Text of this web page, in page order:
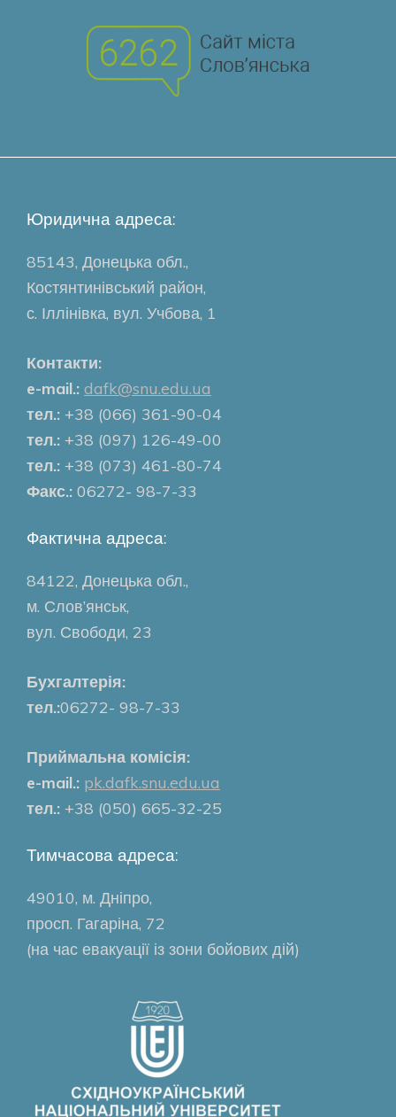
Юридична адреса:
85143, Донецька обл.,
Костянтинівський район,
с. Іллінівка, вул. Учбова, 1
Контакти:
e-mail.: dafk@snu.edu.ua
тел.: +38 (066) 361-90-04
тел.: +38 (097) 126-49-00
тел.: +38 (073) 461-80-74
Факс.: 06272- 98-7-33
Фактична адреса:
84122, Донецька обл.,
м. Слов’янськ,
вул. Свободи, 23
Бухгалтерія:
тел.:06272- 98-7-33
Приймальна комісія:
e-mail.: pk.dafk.snu.edu.ua
тел.: +38 (050) 665-32-25
Тимчасова адреса:
49010, м. Дніпро,
просп. Гагаріна, 72
(на час евакуації із зони бойових дій)